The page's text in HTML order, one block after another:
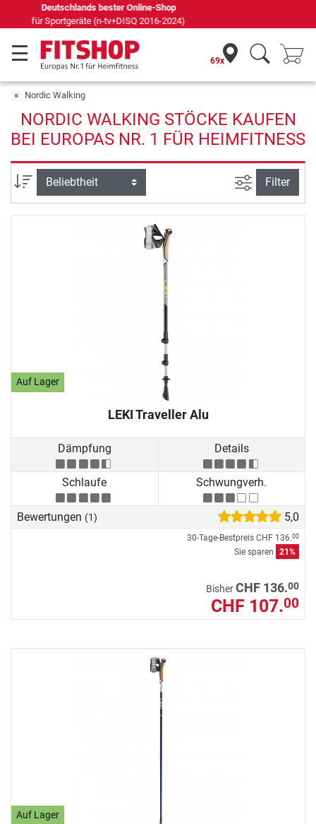
Seit 42 Jahren Ihr Experte für Heimfitness
69x
Nordic Walking
NORDIC WALKING STÖCKE KAUFEN
BEI EUROPAS NR. 1 FÜR HEIMFITNESS
Sortierung Ansicht
Filter
Auf Lager
LEKI Traveller Alu
Dämpfung Details
Schlaufe Schwungverh.
Bewertungen (1) 5,0
30-Tage-Bestpreis CHF 136.00
Sie sparen 21%
BisherCHF 136.00
CHF 107.00
Auf Lager